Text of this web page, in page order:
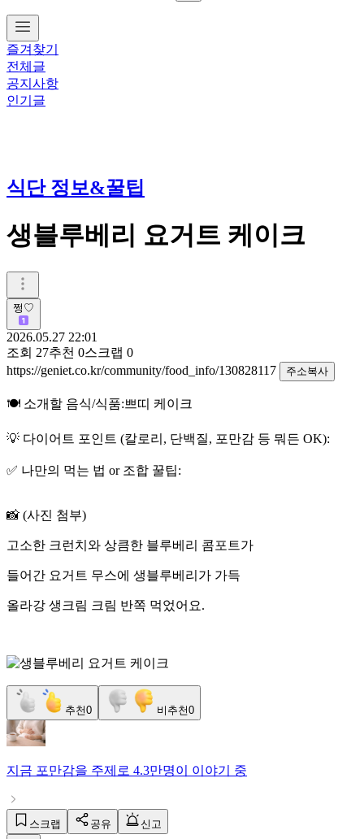
즐겨찾기
전체글
공지사항
인기글
식단 정보&꿀팁
생블루베리 요거트 케이크
쩡♡
2026.05.27 22:01
조회 27추천 0스크랩 0
https://geniet.co.kr/community/food_info/130828117
주소복사
🍽️ 소개할 음식/식품:쁘띠 케이크
💡 다이어트 포인트 (칼로리, 단백질, 포만감 등 뭐든 OK):
✅ 나만의 먹는 법 or 조합 꿀팁:
📸 (사진 첨부)
고소한 크런치와 상큼한 블루베리 콤포트가
들어간 요거트 무스에 생블루베리가 가득
올라강 생크림 크림 반쪽 먹었어요.
추천0 비추천0
지금 포만감을 주제로 4.3만명이 이야기 중
스크랩 공유
신고